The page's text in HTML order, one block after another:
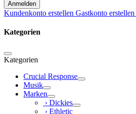
Anmelden
Kundenkonto erstellen Gastkonto erstellen
Kategorien
Kategorien
Crucial Response
Musik
Marken
› Dickies
› Ethletic